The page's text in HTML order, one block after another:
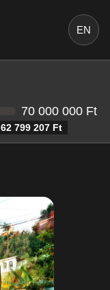
EN
62 799 207 Ft
70 000 000 Ft